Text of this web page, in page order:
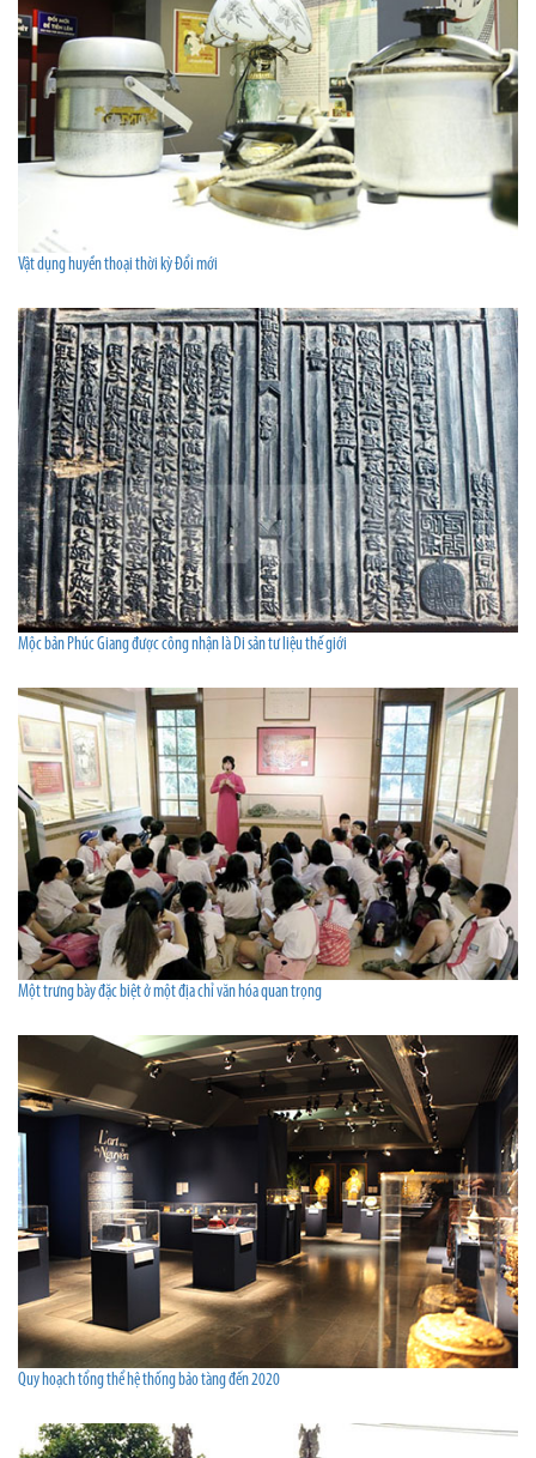
Vật dụng huyền thoại thời kỳ Đổi mới
Mộc bản Phúc Giang được công nhận là Di sản tư liệu thế giới
Một trưng bày đặc biệt ở một địa chỉ văn hóa quan trọng
Quy hoạch tổng thể hệ thống bảo tàng đến 2020